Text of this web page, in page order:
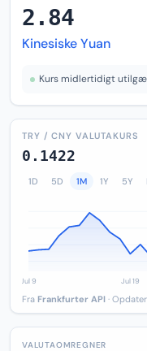
2.84
Kinesiske Yuan
Kurs midlertidigt
TRY / CNY VALUTAKURS
0.1422
1D 5D 1M 1Y 5Y
Fra Frankfurter API ·
VALUTAOMREGNER